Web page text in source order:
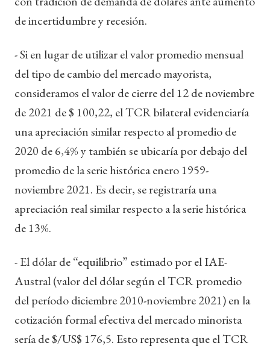
de incertidumbre y recesión.
- Si en lugar de utilizar el valor promedio mensual
del tipo de cambio del mercado mayorista,
consideramos el valor de cierre del 12 de noviembre
de 2021 de $ 100,22, el TCR bilateral evidenciaría
una apreciación similar respecto al promedio de
2020 de 6,4% y también se ubicaría por debajo del
promedio de la serie histórica enero 1959-
noviembre 2021. Es decir, se registraría una
apreciación real similar respecto a la serie histórica
de 13%.
- El dólar de “equilibrio” estimado por el IAE-
Austral (valor del dólar según el TCR promedio
del período diciembre 2010-noviembre 2021) en la
cotización formal efectiva del mercado minorista
sería de $/US$ 176,5. Esto representa que el TCR